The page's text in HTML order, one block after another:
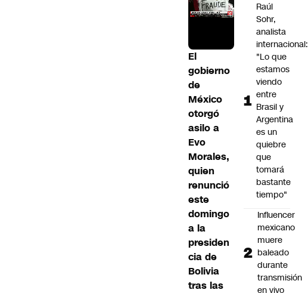
El
gobierno
de
México
otorgó
asilo a
Evo
Morales,
quien
renunció
este
domingo
a la
presiden
cia de
Bolivia
tras las
Raúl
Sohr,
analista
internacional:
"Lo que
estamos
viendo
entre
Brasil y
Argentina
es un
quiebre
que
tomará
bastante
tiempo"
Influencer
mexicano
muere
baleado
durante
transmisión
en vivo